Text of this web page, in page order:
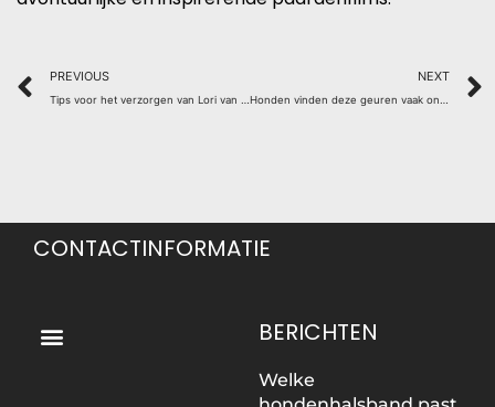
Prev
PREVIOUS NEXT
CONTACTINFORMATIE
BERICHTEN
Welke